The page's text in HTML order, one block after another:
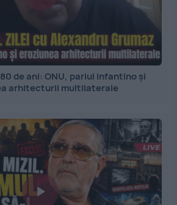
de ani: ONU, pariul Infantino și
arhitecturii multilaterale